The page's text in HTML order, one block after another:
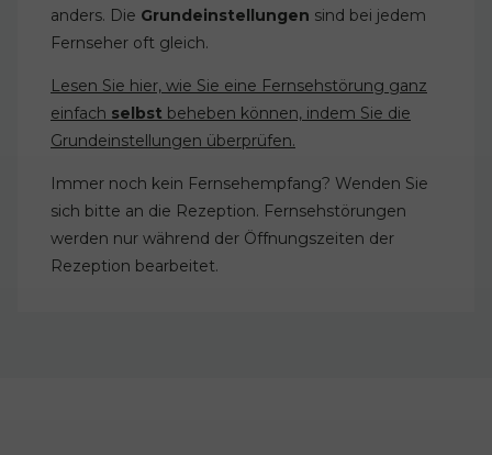
anders. Die Grundeinstellungen sind bei jedem
Fernseher oft gleich.
Lesen Sie hier, wie Sie eine Fernsehstörung ganz
einfach selbst beheben können, indem Sie die
Grundeinstellungen überprüfen.
Immer noch kein Fernsehempfang? Wenden Sie
sich bitte an die Rezeption. Fernsehstörungen
werden nur während der Öffnungszeiten der
Rezeption bearbeitet.